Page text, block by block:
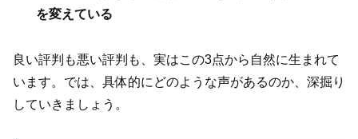
を変えている
良い評判も悪い評判も、実はこの3点から自然に生まれて
います。では、具体的にどのような声があるのか、深掘り
していきましょう。